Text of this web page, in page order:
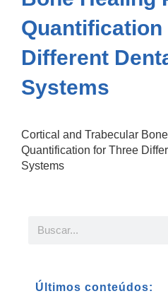
Quantification
Different
Systems
Cortical and Trabecular
Quantification for Three
Systems
Últimos conteúdos: